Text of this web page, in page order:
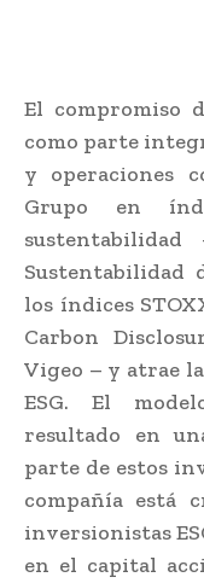
El compromiso
como parte
y operaciones
Grupo en
Sustentabilidad
los índices
Carbon
Vigeo – y atrae
ESG. El
resultado en
parte de estos
compañía está
inversionistas
en el capital